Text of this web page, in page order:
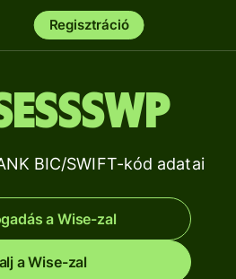
Regisztráció
BIC/SWIFT-kód adatai
a Wise-zal
a Wise-zal